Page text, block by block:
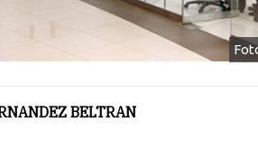
BELTRAN